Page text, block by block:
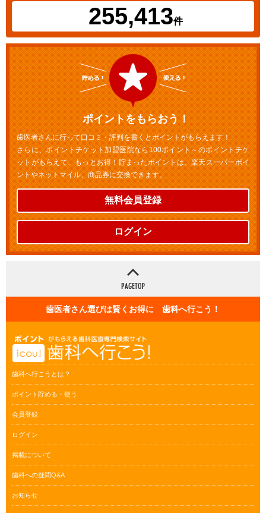
255,413件
ポイントをもらおう！
歯医者さんに行って口コミ・評判を書くとポイントがもらえます！
さらに、ポイントチケット加盟医院なら100ポイント～のポイントチケ
ットがもらえて、もっとお得！貯まったポイントは、楽天スーパーポイ
ントやネットマイル、商品券に交換できます。
無料会員登録
ログイン
歯医者さん選びは賢くお得に 歯科へ行こう！
歯科へ行こうとは？
ポイント貯める・使う
会員登録
ログイン
掲載について
歯科への疑問Q&A
お知らせ